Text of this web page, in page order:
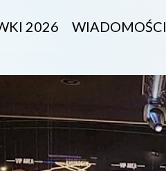
2026 WIADOMOŚCI